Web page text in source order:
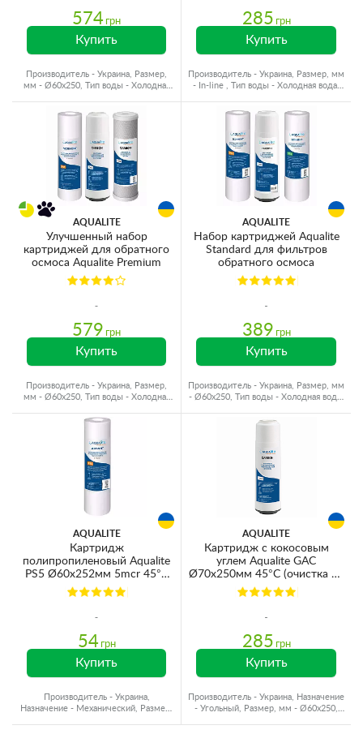
574 грн
Купить
Производитель - Украина, Размер,
мм - Ø60x250, Тип воды - Холодная
285 грн
Купить
Производитель - Украина, Размер, мм
- In-line , Тип воды - Холодная вода,
AQUALITE
Улучшенный набор
картриджей для обратного
осмоса Aqualite Premium
579 грн
Купить
Производитель - Украина, Размер,
мм - Ø60x250, Тип воды - Холодная
AQUALITE
Набор картриджей Aqualite
Standard для фильтров
обратного осмоса
389 грн
Купить
Производитель - Украина, Размер, мм
- Ø60x250, Тип воды - Холодная вода,
AQUALITE
Картридж
полипропиленовый Aqualite
PS5 Ø60x252мм 5mcr 45°C
(очистка от механических
примесей)
54 грн
Купить
Производитель - Украина,
Назначение - Механический, Размер,
AQUALITE
Картридж с кокосовым
углем Aqualite GAC
Ø70x250мм 45°C (очистка от
хлора и органических
загрязнений)
285 грн
Купить
Производитель - Украина, Назначение
- Угольный, Размер, мм - Ø60x250,